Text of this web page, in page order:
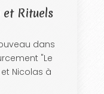
et Rituels
dans
"Le
Nicolas à